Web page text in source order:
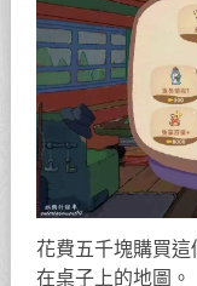
花費五千塊購買
在桌子上的地圖。